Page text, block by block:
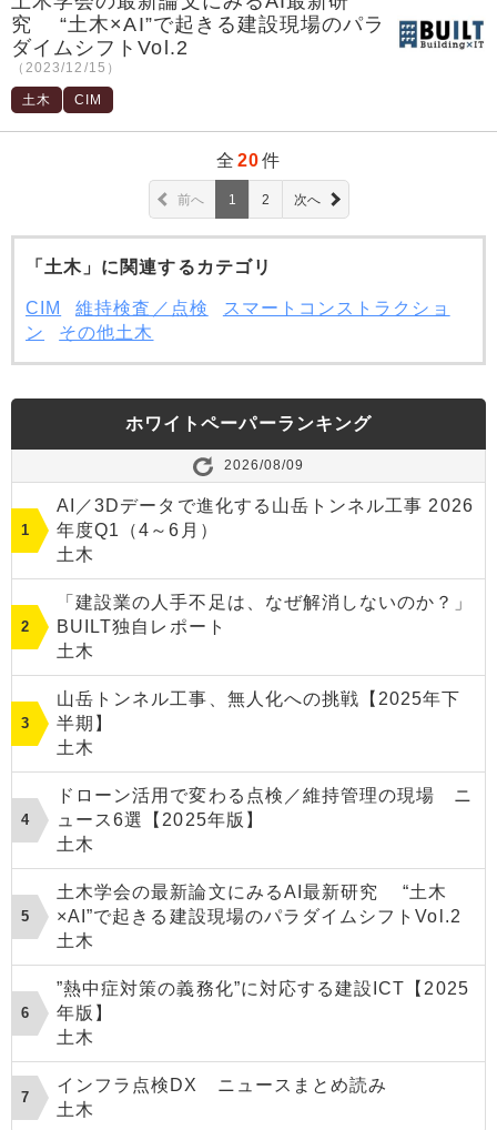
究 “土木×AI”で起きる建設現場のパラ
ダイムシフトVol.2
（2023/12/15）
土木 CIM
全 20件
前へ 1 2 次へ
「土木」に関連するカテゴリ
CIM 維持検査／点検
スマートコンストラクショ
ン
その他土木
ホワイトペーパーランキング
2026/08/09
AI／3Dデータで進化する山岳トンネル工事 2026
年度Q1（4～6月）
土木
「建設業の人手不足は、なぜ解消しないのか？」
BUILT独自レポート
土木
山岳トンネル工事、無人化への挑戦【2025年下
半期】
土木
ドローン活用で変わる点検／維持管理の現場 ニ
ュース6選【2025年版】
土木
土木学会の最新論文にみるAI最新研究 “土木
×AI”で起きる建設現場のパラダイムシフトVol.2
土木
”熱中症対策の義務化”に対応する建設ICT【2025
年版】
土木
インフラ点検DX ニュースまとめ読み
土木